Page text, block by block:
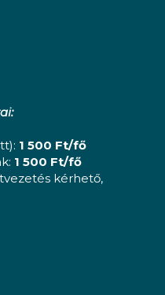
1 500 Ft/fő
1 500 Ft/fő
kérhető,